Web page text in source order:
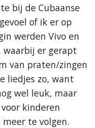
bij de Cubaanse
of ik er op
werden Vivo en
waarbij er gerapt
van praten/zingen
liedjes zo, want
wel leuk, maar
kinderen
te volgen.